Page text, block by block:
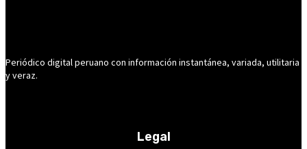
Periódico digital peruano con información instantánea, variada, utilitaria
y veraz.
Legal